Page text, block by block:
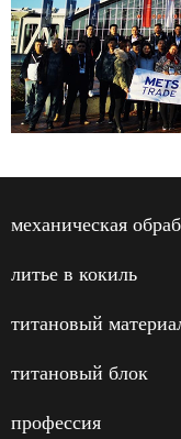
механическая
литье в кокиль
титановый
титановый блок
профессия